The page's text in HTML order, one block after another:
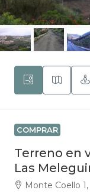
COMPRAR
Terreno en
Las
Monte Coello